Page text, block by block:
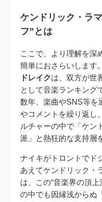
ケンドリック・ラ
フ”とは
ここで、より理解を深
簡単におさらいします
ドレイクは、双方が世
として音楽ランキング
数年、楽曲やSNS等を
やコメントを繰り返し
ルチャーの中で「ケン
派」と熱狂的な支持層
ナイキがトロントでド
あえてケンドリック・
は、この“音楽界の頂
の中でも因縁浅からぬ